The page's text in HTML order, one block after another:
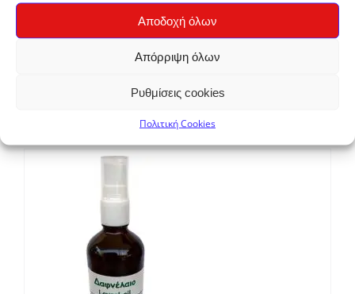
Αποδοχή όλων
Απόρριψη όλων
Ρυθμίσεις cookies
Πολιτική Cookies
Καστορέλαιο